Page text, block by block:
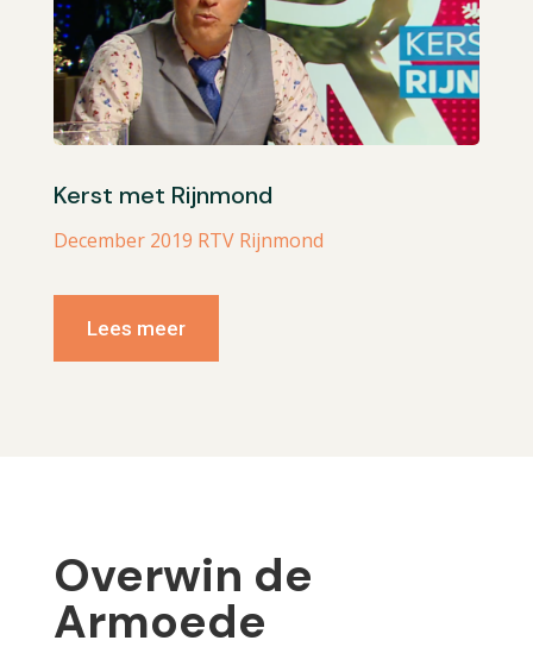
Kerst met Rijnmond
December 2019 RTV Rijnmond
Lees meer
Overwin de
Armoede